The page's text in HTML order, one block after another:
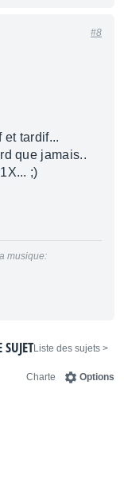
#8
et tardif...
que jamais..
;)
musique:
< Liste des sujets
Options
Charte